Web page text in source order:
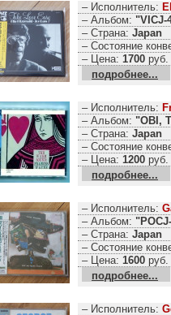
– Исполнитель:
– Альбом: "VICJ-
– Страна: Japan
– Состояние
– Цена: 1700 руб.
подробнее...
– Исполнитель:
– Альбом: "OBI,
– Страна: Japan
– Состояние
– Цена: 1200 руб.
подробнее...
– Исполнитель:
– Альбом:
– Страна: Japan
– Состояние
– Цена: 1600 руб.
подробнее...
– Исполнитель: